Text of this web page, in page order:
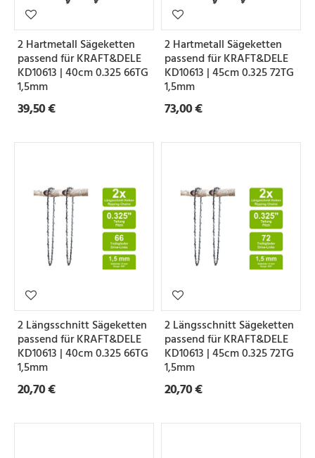
2 Hartmetall Sägeketten
passend für KRAFT&DELE
KD10613 | 40cm 0.325 66TG
1,5mm
39,50 €
2 Hartmetall Sägeketten
passend für KRAFT&DELE
KD10613 | 45cm 0.325 72TG
1,5mm
73,00 €
2 Längsschnitt Sägeketten
passend für KRAFT&DELE
KD10613 | 40cm 0.325 66TG
1,5mm
20,70 €
2 Längsschnitt Sägeketten
passend für KRAFT&DELE
KD10613 | 45cm 0.325 72TG
1,5mm
20,70 €
i
l
u
n
g
t
b
t
e
Z
a
h